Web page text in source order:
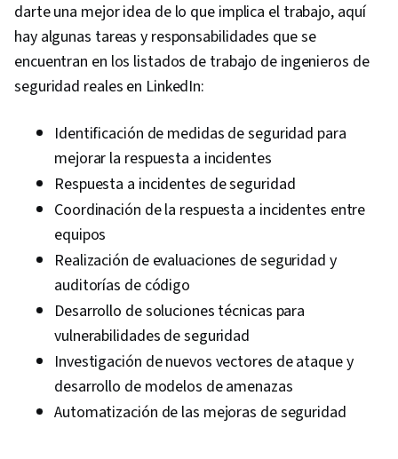
darte una mejor idea de lo que implica el trabajo, aquí
hay algunas tareas y responsabilidades que se
encuentran en los listados de trabajo de ingenieros de
seguridad reales en LinkedIn:
Identificación de medidas de seguridad para
mejorar la respuesta a incidentes
Respuesta a incidentes de seguridad
Coordinación de la respuesta a incidentes entre
equipos
Realización de evaluaciones de seguridad y
auditorías de código
Desarrollo de soluciones técnicas para
vulnerabilidades de seguridad
Investigación de nuevos vectores de ataque y
desarrollo de modelos de amenazas
Automatización de las mejoras de seguridad